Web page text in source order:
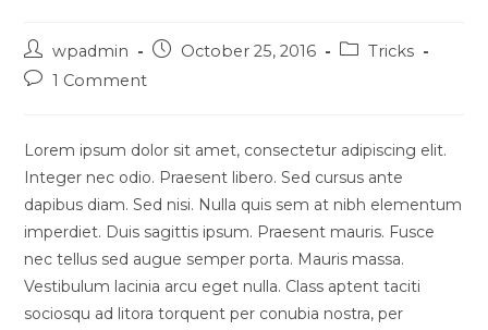
Post
author:
wpadmin
PostOctober 25, 2016
PostTricks
Post1 Comment
Lorem ipsum dolor sit amet, consectetur adipiscing elit.
Integer nec odio. Praesent libero. Sed cursus ante
dapibus diam. Sed nisi. Nulla quis sem at nibh elementum
imperdiet. Duis sagittis ipsum. Praesent mauris. Fusce
nec tellus sed augue semper porta. Mauris massa.
Vestibulum lacinia arcu eget nulla. Class aptent taciti
sociosqu ad litora torquent per conubia nostra, per